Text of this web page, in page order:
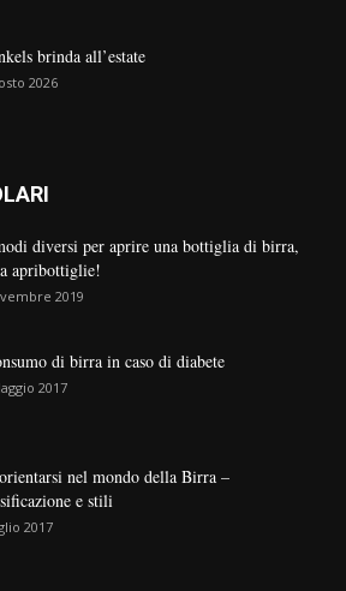
brinda all’estate
2026
diversi per aprire una bottiglia di birra,
apribottiglie!
2019
di birra in caso di diabete
2017
nel mondo della Birra –
e stili
2017